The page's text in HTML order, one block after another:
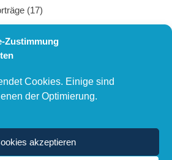
Zustimmung
Cookies. Einige sind
der Optimierung.
akzeptieren
(17)